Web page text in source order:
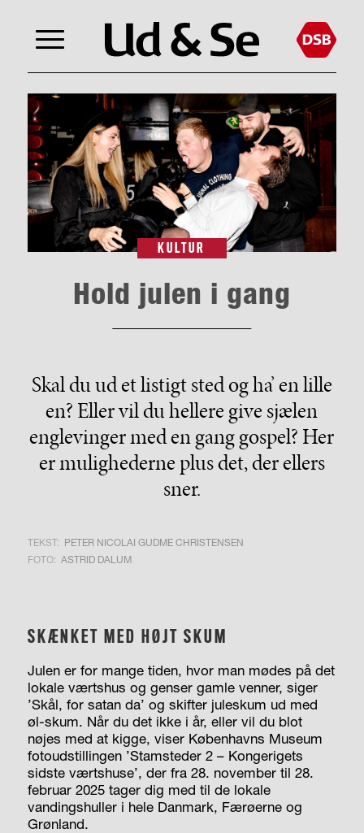
KULTUR
Hold julen i gang
Skal du ud et listigt sted og ha’ en lille
en? Eller vil du hellere give sjælen
englevinger med en gang gospel? Her
er mulighederne plus det, der ellers
sner.
TEKST: PETER NICOLAI GUDME CHRISTENSEN
FOTO: ASTRID DALUM
SKÆNKET MED HØJT SKUM
Julen er for mange tiden, hvor man mødes på det
lokale værtshus og genser gamle venner, siger
’Skål, for satan da’ og skifter juleskum ud med
øl-skum. Når du det ikke i år, eller vil du blot
nøjes med at kigge, viser Københavns Museum
fotoudstillingen ’Stamsteder 2 – Kongerigets
sidste værtshuse’, der fra 28. november til 28.
februar 2025 tager dig med til de lokale
vandingshuller i hele Danmark, Færøerne og
Grønland.